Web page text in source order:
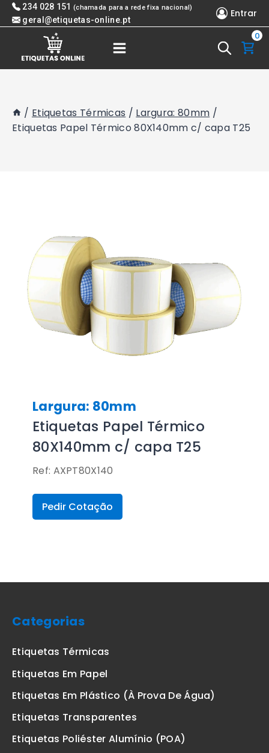
Skip 234 028 151 (chamada para a rede fixa nacional)
geral@etiquetas-online.pt
Entrar
0
/ Etiquetas Térmicas / Largura: 80mm /
Etiquetas Papel Térmico 80X140mm c/ capa T25
Largura: 80mm
Etiquetas Papel Térmico
80X140mm c/ capa T25
Ref: AXPT80X140
Pedir Cotação
Categorias
Etiquetas Térmicas
Etiquetas Em Papel
Etiquetas Em Plástico (à Prova De Água)
Etiquetas Transparentes
Etiquetas Poliéster Alumínio (POA)